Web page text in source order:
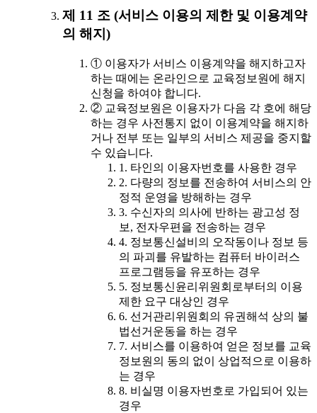
제 11 조 (서비스 이용의 제한 및 이용계약
의 해지)
① 이용자가 서비스 이용계약을 해지하고자
하는 때에는 온라인으로 교육정보원에 해지
신청을 하여야 합니다.
② 교육정보원은 이용자가 다음 각 호에 해당
하는 경우 사전통지 없이 이용계약을 해지하
거나 전부 또는 일부의 서비스 제공을 중지할
수 있습니다.
1. 타인의 이용자번호를 사용한 경우
2. 다량의 정보를 전송하여 서비스의 안
정적 운영을 방해하는 경우
3. 수신자의 의사에 반하는 광고성 정
보, 전자우편을 전송하는 경우
4. 정보통신설비의 오작동이나 정보 등
의 파괴를 유발하는 컴퓨터 바이러스
프로그램등을 유포하는 경우
5. 정보통신윤리위원회로부터의 이용
제한 요구 대상인 경우
6. 선거관리위원회의 유권해석 상의 불
법선거운동을 하는 경우
7. 서비스를 이용하여 얻은 정보를 교육
정보원의 동의 없이 상업적으로 이용하
는 경우
8. 비실명 이용자번호로 가입되어 있는
경우